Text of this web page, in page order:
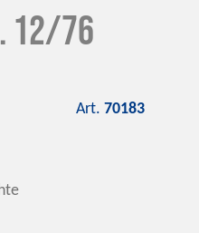
12/76
Art. 70183